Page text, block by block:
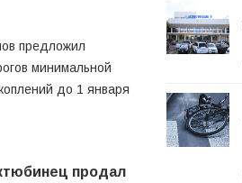
предложил
минимальной
до 1 января
продал